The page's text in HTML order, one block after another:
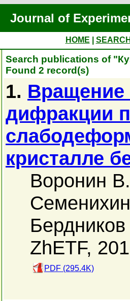
Journal of
HOME
Search publications of
Found 2 record(s)
1. Вращение
дифракции
кристалле
Воронин
ZhETF,
PDF (295.4K)